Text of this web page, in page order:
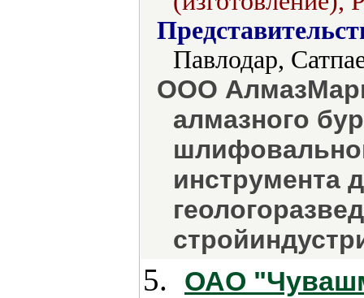
Павлодар,
ООО
алмазного
инструмента
5. ОАО